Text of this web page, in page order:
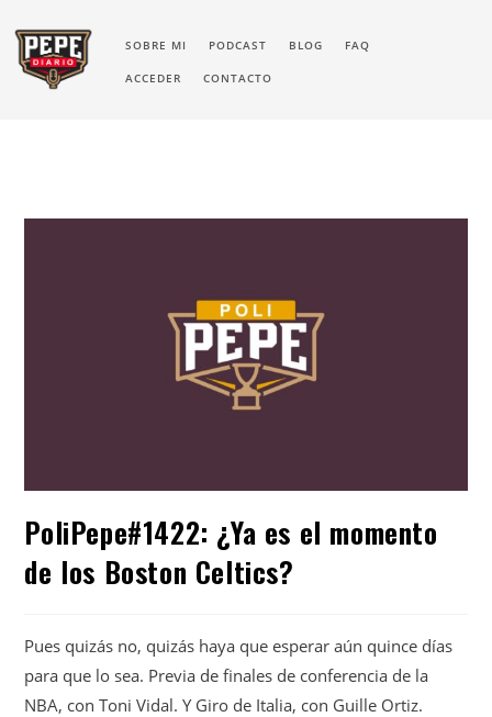
SOBRE MI PODCAST BLOG FAQ
ACCEDER CONTACTO
PoliPepe#1422: ¿Ya es el momento
de los Boston Celtics?
Pues quizás no, quizás haya que esperar aún quince días
para que lo sea. Previa de finales de conferencia de la
NBA, con Toni Vidal. Y Giro de Italia, con Guille Ortiz.